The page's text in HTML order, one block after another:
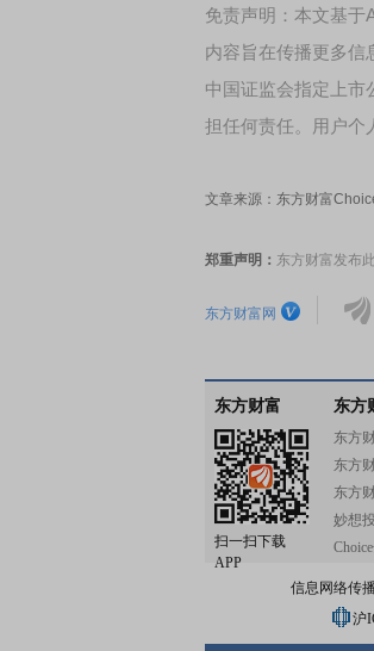
免责声明：本文基于
内容旨在传播更多信
中国证监会指定上市
担任何责任。用户个
文章来源：东方财富
郑重声明： 东方财富发布
东方财富网
东方财富
扫一扫下载
APP
东方
东方
东方
东方
妙想
信息网络传
沪